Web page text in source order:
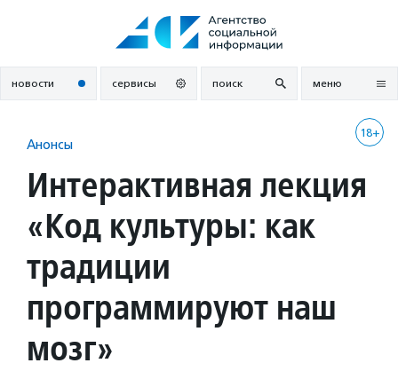
новости сервисы поиск меню
18+
Анонсы
Интерактивная лекция
«Код культуры: как
традиции
программируют наш
мозг»